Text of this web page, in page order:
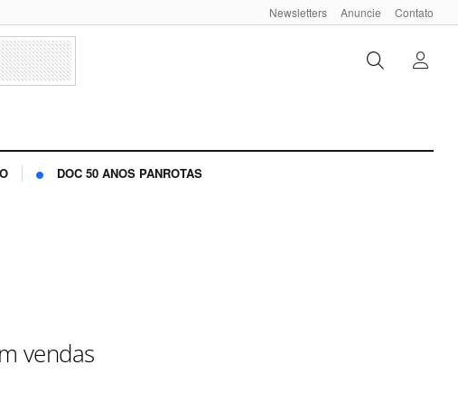
Newsletters Anuncie Contato
DOC 50 ANOS PANROTAS
vendas